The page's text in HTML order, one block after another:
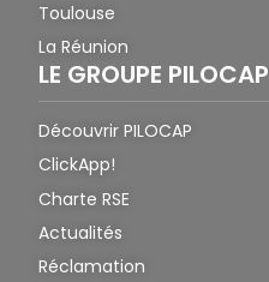
Toulouse
La Réunion
LE GROUPE PILOCAP
Découvrir PILOCAP
ClickApp!
Charte RSE
Actualités
Réclamation